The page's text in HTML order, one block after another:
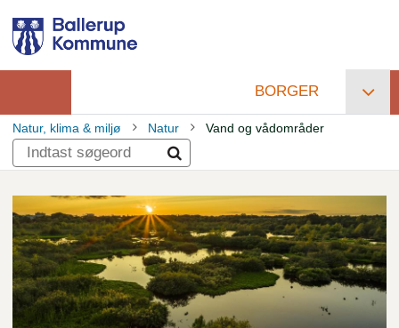
hovedindhold
Primær
navigation
BORGER
Brødkrumme
Natur, klima & miljø Natur Vand og vådområder